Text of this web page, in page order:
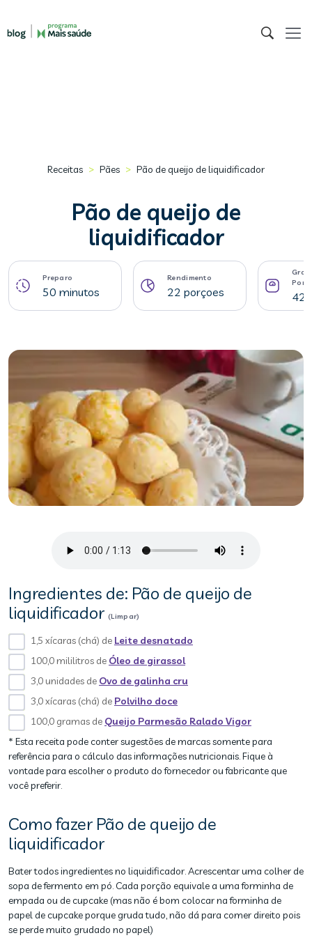
Receitas > Pães > Pão de queijo de liquidificador
Pão de queijo de
liquidificador
Preparo
50 minutos
Rendimento
22 porçoes 42
Ingredientes de: Pão de queijo de
liquidificador (Limpar)
1,5 xícaras (chá) de Leite desnatado
100,0 mililitros de Óleo de girassol
3,0 unidades de Ovo de galinha cru
3,0 xícaras (chá) de Polvilho doce
100,0 gramas de Queijo Parmesão Ralado Vigor
* Esta receita pode conter sugestões de marcas somente para
referência para o cálculo das informações nutricionais. Fique à
vontade para escolher o produto do fornecedor ou fabricante que
você preferir.
Como fazer Pão de queijo de
liquidificador
Bater todos ingredientes no liquidificador. Acrescentar uma colher de
sopa de fermento em pó. Cada porção equivale a uma forminha de
empada ou de cupcake (mas não é bom colocar na forminha de
papel de cupcake porque gruda tudo, não dá para comer direito pois
se perde muito grudado no papel)